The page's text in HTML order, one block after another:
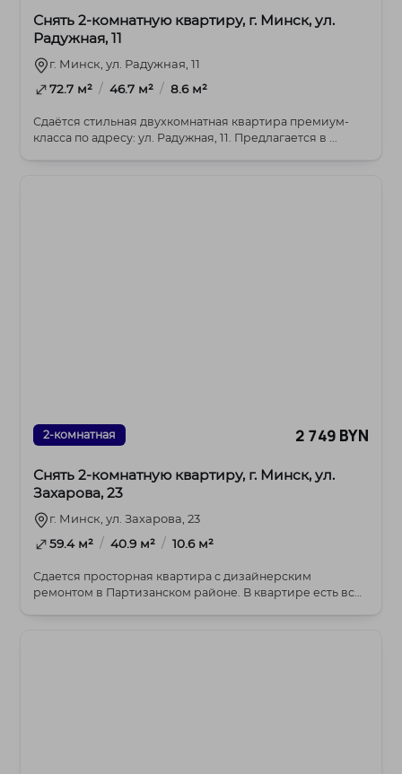
Снять 2-комнатную квартиру, г. Минск, ул.
Радужная, 11
г. Минск, ул. Радужная, 11
72.7 м² / 46.7 м² / 8.6 м²
Сдаётся стильная двухкомнатная квартира премиум-
класса по адресу: ул. Радужная, 11. Предлагается в ...
2-комнатная 2 749 BYN
Снять 2-комнатную квартиру, г. Минск, ул.
Захарова, 23
г. Минск, ул. Захарова, 23
59.4 м² / 40.9 м² / 10.6 м²
Сдается просторная квартира с дизайнерским
ремонтом в Партизанском районе. В квартире есть все